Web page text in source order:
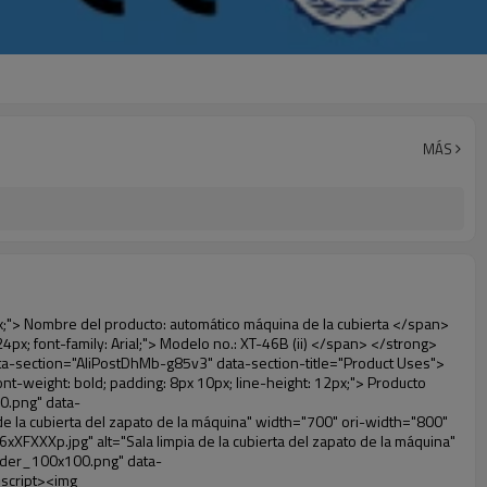
MÁS
helvetica, sans-serif; font-size: 14px;"> Es fácil de usar y cómodo de llevar. </span> </p></td> </tr> <tr style="height: 39.25pt;" align="left"> <td valign="center"><p><span style="line-height: normal; font-weight: bold; font-family: arial, helvetica, sans-serif; color: #008000; font-size: 14px;">6. Favorable al medio ambiente</span></p></td> <td valign="center"><p> <span style="line-height: normal; font-family: arial, helvetica, sans-serif; font-size: 14px;"> La película de PVC ha pasado el certificado rohs, es favorable al medio ambiente </span> </p></td> </tr> </tbody></table> <p>&nbsp;</p> </div> </div> <div id="ali-anchor-AliPostDhMb-nwpkf" style="padding-top: 8px;" data-section="AliPostDhMb-nwpkf" data-section-title="Applicable Site"> <div id="ali-title-AliPostDhMb-nwpkf" style="padding: 8px 0px; border-bottom-style: solid;"> <span style="background-color: #ddd; color: #333; font-weight: bold; padding: 8px 10px; line-height: 12px;"> Sitio Aplicable </span> </div> <div style="padding: 10px 0px;"><p>&nbsp; <em> <span style="line-height: normal; font-weight: bold; font-size: 12pt; font-family: Arial; background: #99cc00;"> Sitio Aplicable para Shoe machine: </span> </em> </p></div> </div> <p>&nbsp;</p> <p> <strong> <span style="line-height: 21px; font-size: 14px;"> Medical system: </span> </strong> Clínicas, laboratorio, hospital (quirófano, ct, de rayos x, B ultra, uci, </p> <p>&nbsp;</p> <p>&nbsp; &nbsp; &nbsp; &nbsp; &nbsp; &nbsp; &nbsp; &nbsp; &nbsp; &nbsp; &nbsp; &nbsp; &nbsp; &nbsp; &nbsp; &nbsp; &nbsp; &nbsp; &nbsp; &nbsp; Sala VIP, sangre centro), etc&nbsp;</p> <p><br> <span style="line-height: 21px; font-size: 14px;"> <strong> Empresa: </strong> </span> Fábrica de alimentos, fábrica farmacéutica, la fábrica eléctrica, industria química, sin polvo, etc </p> <p>&nbsp;</p> <p> <strong> <span style="line-height: 21px; font-size: 14px;"> Público: </span> </strong> Alto grado club, hotel, museo, sala de reuniones de grado superior, centro de spa, gimnasio, etc </p> <p>&nbsp;</p> <p> <span style="line-height: 21px; font-size: 14px;"> <strong> Bienes raíces: </strong> </span> Modelo de casa, residencia de alta calidad, etc </p> <p><br> <span style="line-height: 21px; font-size: 14px;"> <strong> Sistema de educación: </strong> </span> Jardín de infantes, escuela, sala de ordenadores, investigación y docencia, etc </p> <p>&nbsp;</p> <p><img src="http://i03.i.aliimg.com/simg/single/icon/placeholder_100x100.png" data-src="http://g02.s.alicdn.com/kf/HTB1DXXzIVXXXXXoXXXXq6xXFXXXW/200852200/HTB1DXXzIVXXXXXoXXXXq6xXFXXXW.jpg" data-alt="Sala limpia de la cubierta del zapato de la máquina" width="700" ori-width="700" ori-height="564" /> <noscript><img src="http://g02.s.alicdn.com/kf/HTB1DXXzIVXXXXXoXXXXq6xXFXXXW/200852200/HTB1DXXzIVXXXXXoXXXXq6xXFXXXW.jpg" alt="Sala limpia de la cubierta del zapato de la máquina" width="700" ori-width="700" ori-height="564"></noscript> </p> <div id="ali-anchor-AliPostDhMb-65pxr" style="padding-top: 8px;" data-section="AliPostDhMb-65pxr" data-section-title="P